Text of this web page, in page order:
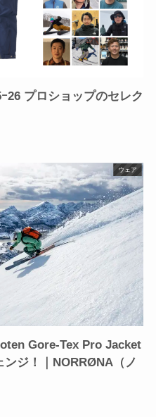
26 プロショップのセレク
ウェア
Gore-Tex Pro Jacket
ジ！｜NORRØNA（ノ